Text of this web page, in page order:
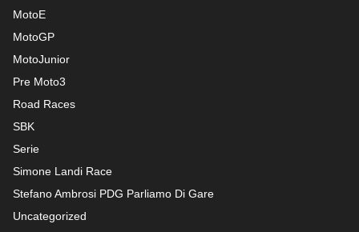
MotoE
MotoGP
MotoJunior
Pre Moto3
Road Races
SBK
Serie
Simone Landi Race
Stefano Ambrosi PDG Parliamo Di Gare
Uncategorized